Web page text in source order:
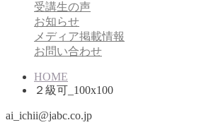
受講生の声
お知らせ
メディア掲載情報
お問い合わせ
HOME
２級可_100x100
ai_ichii@jabc.co.jp